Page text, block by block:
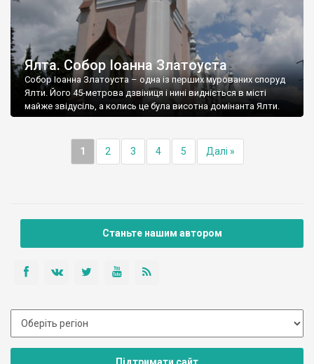
Ялта. Собор Іоанна Златоуста
Собор Іоанна Златоуста – одна із перших мурованих споруд
Ялти. Його 45-метрова дзвіниця і нині видніється в місті
майже звідусіль, а колись це була висотна домінанта Ялти.
1 2 3 4 5 Далі »
Станьте нашим автором